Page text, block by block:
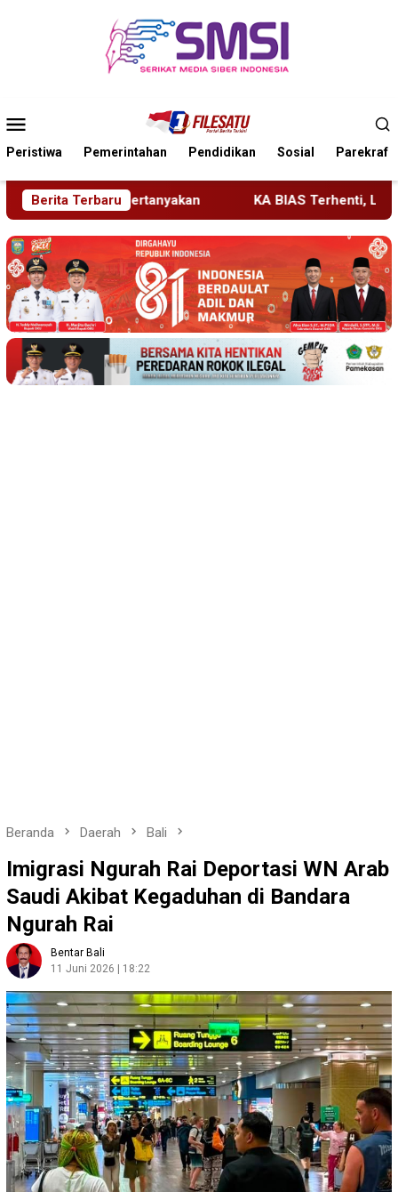
Mobile
Peristiwa Pemerintahan Pendidikan Sosial Parekraf
Berita Terbaru
KA BIAS Terhenti, Lima KA Ikut Terdampak, KAI Daop 7
Beranda Daerah Bali
Imigrasi Ngurah Rai Deportasi WN Arab
Saudi Akibat Kegaduhan di Bandara
Ngurah Rai
Bentar Bali
11 Juni 2026 | 18:22